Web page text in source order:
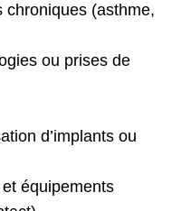
chroniques (asthme,
ou prises de
d’implants ou
équipements